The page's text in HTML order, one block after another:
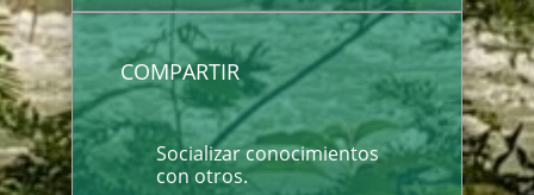
COMPARTIR
Socializar conocimientos
con otros.